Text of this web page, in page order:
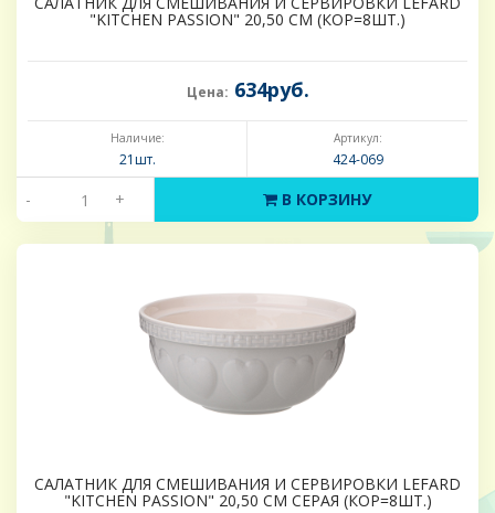
"KITCHEN PASSION" 20,50 СМ (КОР=8ШТ.)
Цена: 634руб.
Наличие:
21шт.
Артикул:
424-069
- + В КОРЗИНУ
САЛАТНИК ДЛЯ СМЕШИВАНИЯ И СЕРВИРОВКИ LEFARD
"KITCHEN PASSION" 20,50 СМ СЕРАЯ (КОР=8ШТ.)